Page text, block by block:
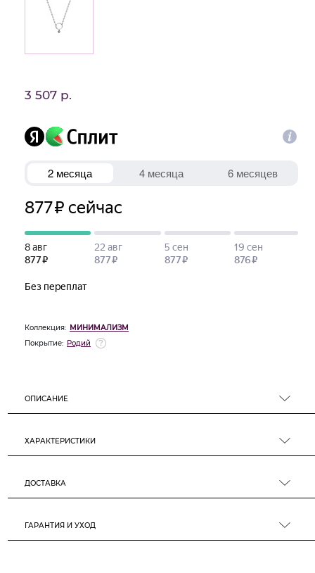
3 507 р.
Коллекция: МИНИМАЛИЗМ
Покрытие: Родий
ОПИСАНИЕ
ХАРАКТЕРИСТИКИ
ДОСТАВКА
ГАРАНТИЯ И УХОД